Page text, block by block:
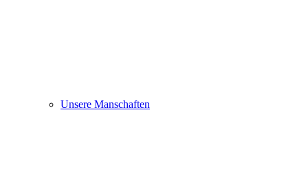
Unsere Manschaften